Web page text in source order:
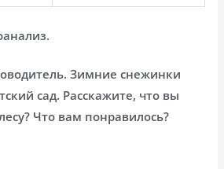
Зимние снежинки
сад. Расскажите, что вы
Что вам понравилось?